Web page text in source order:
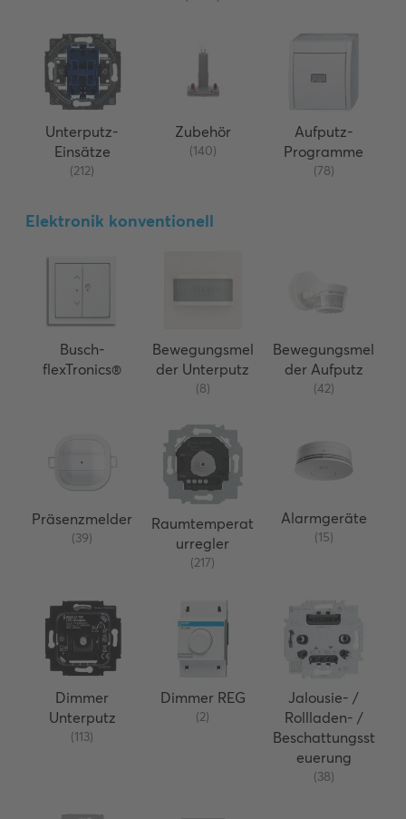
Unterputz-
Einsätze
(212)
Zubehör
(140)
Aufputz-
Programme
(78)
Elektronik konventionell
Busch-
flexTronics®
Bewegungsmel
der Unterputz
(8)
Bewegungsmel
der Aufputz
(42)
Präsenzmelder
(39)
Raumtemperat
urregler
(217)
Alarmgeräte
(15)
Dimmer
Unterputz
(113)
Dimmer REG
(2)
Jalousie- /
Rollladen- /
Beschattungsst
euerung
(38)